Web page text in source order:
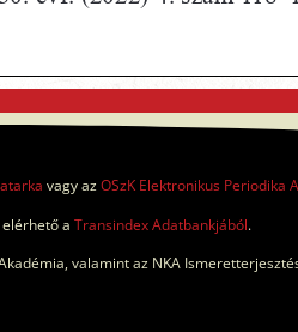
vagy azOSzK Elektronikus Periodika
a Transindex Adatbankjából.
valamint az NKA